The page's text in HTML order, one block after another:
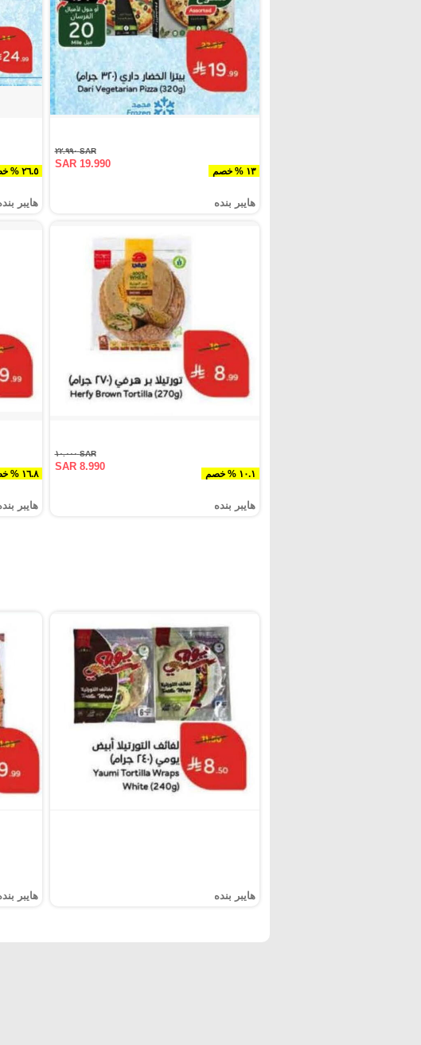
١٣ % خصم
SAR ٢٢.٩٩٠
SAR 19.990
هايبر بنده
٢٦.٥ % خصم
هايبر
١٠.١ % خصم
SAR ١٠.٠٠٠
SAR 8.990
هايبر بنده
١٦.٨ % خصم
هايبر
هايبر بنده هايبر